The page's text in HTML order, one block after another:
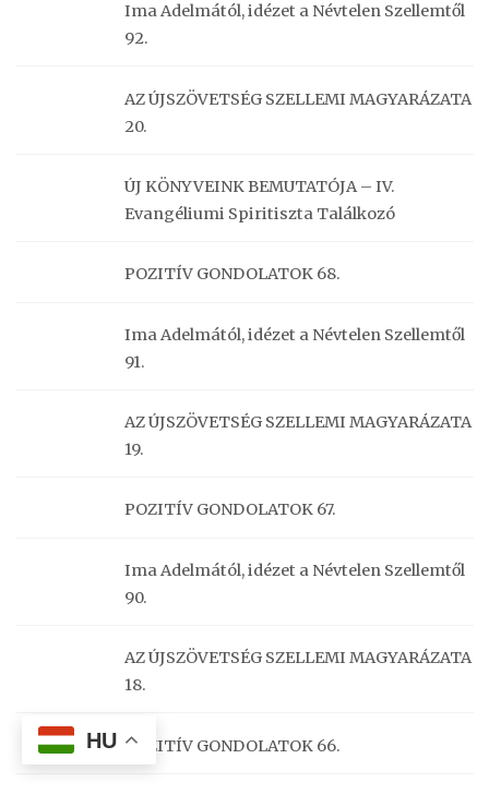
Ima Adelmától, idézet a Névtelen Szellemtől
92.
AZ ÚJSZÖVETSÉG SZELLEMI MAGYARÁZATA
20.
ÚJ KÖNYVEINK BEMUTATÓJA – IV.
Evangéliumi Spiritiszta Találkozó
POZITÍV GONDOLATOK 68.
Ima Adelmától, idézet a Névtelen Szellemtől
91.
AZ ÚJSZÖVETSÉG SZELLEMI MAGYARÁZATA
19.
POZITÍV GONDOLATOK 67.
Ima Adelmától, idézet a Névtelen Szellemtől
90.
AZ ÚJSZÖVETSÉG SZELLEMI MAGYARÁZATA
18.
POZITÍV GONDOLATOK 66.
HU